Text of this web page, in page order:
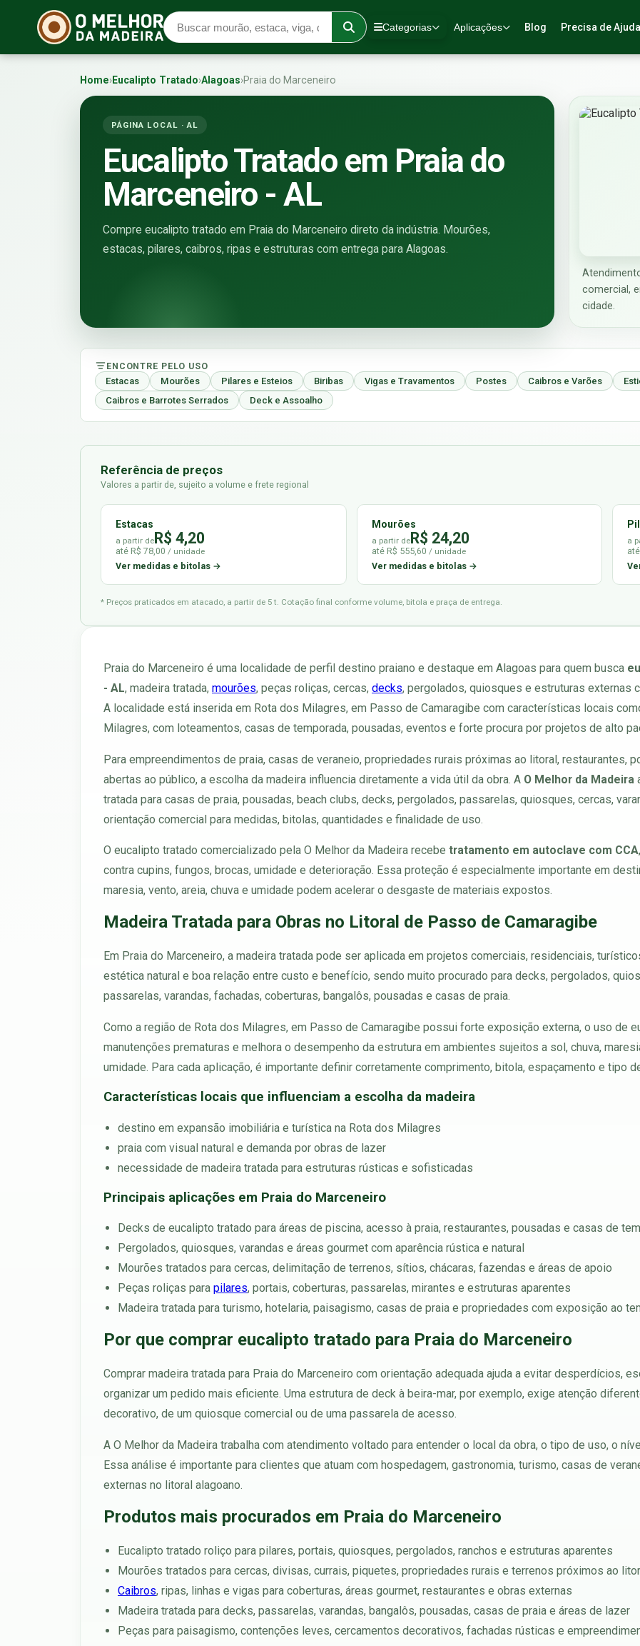
Categorias Aplicações Blog Precisa de
Home›Eucalipto Tratado›Alagoas›Praia do Marceneiro
PÁGINA LOCAL · AL
Eucalipto Tratado em Praia do
Marceneiro - AL
Compre eucalipto tratado em Praia do Marceneiro direto da indústria. Mourões,
estacas, pilares, caibros, ripas e estruturas com entrega para Alagoas.
comercial,
cidade.
ENCONTRE PELO USO
Estacas
Mourões Pilares e Esteios Biribas Vigas e Travamentos Postes Caibros e Varões
Caibros e Barrotes Serrados
Deck e Assoalho
Referência de preços
Valores a partir de, sujeito a volume e frete regional
Estacas
a partir deR$ 4,20
até R$ 78,00 / unidade
Ver medidas e bitolas →
Mourões
a partir deR$ 24,20
até R$ 555,60 / unidade
Ver medidas e bitolas →
a
* Preços praticados em atacado, a partir de 5 t. Cotação final conforme volume, bitola e praça de entrega.
Praia do Marceneiro é uma localidade de perfil destino praiano e destaque em Alagoas para quem busca
- AL, madeira tratada, mourões, peças roliças, cercas, decks, pergolados, quiosques e estruturas externas
A localidade está inserida em Rota dos Milagres, em Passo de Camaragibe com características locais
Milagres, com loteamentos, casas de temporada, pousadas, eventos e forte procura por projetos de alto
Para empreendimentos de praia, casas de veraneio, propriedades rurais próximas ao litoral, restaurantes,
abertas ao público, a escolha da madeira influencia diretamente a vida útil da obra. A O Melhor da Madeira
tratada para casas de praia, pousadas, beach clubs, decks, pergolados, passarelas, quiosques, cercas,
orientação comercial para medidas, bitolas, quantidades e finalidade de uso.
O eucalipto tratado comercializado pela O Melhor da Madeira recebe tratamento em autoclave com CCA
contra cupins, fungos, brocas, umidade e deterioração. Essa proteção é especialmente importante em
maresia, vento, areia, chuva e umidade podem acelerar o desgaste de materiais expostos.
Madeira Tratada para Obras no Litoral de Passo de Camaragibe
Em Praia do Marceneiro, a madeira tratada pode ser aplicada em projetos comerciais, residenciais,
estética natural e boa relação entre custo e benefício, sendo muito procurado para decks, pergolados,
passarelas, varandas, fachadas, coberturas, bangalôs, pousadas e casas de praia.
Como a região de Rota dos Milagres, em Passo de Camaragibe possui forte exposição externa, o uso de
manutenções prematuras e melhora o desempenho da estrutura em ambientes sujeitos a sol, chuva,
umidade. Para cada aplicação, é importante definir corretamente comprimento, bitola, espaçamento e tipo
Características locais que influenciam a escolha da madeira
destino em expansão imobiliária e turística na Rota dos Milagres
praia com visual natural e demanda por obras de lazer
necessidade de madeira tratada para estruturas rústicas e sofisticadas
Principais aplicações em Praia do Marceneiro
Decks de eucalipto tratado para áreas de piscina, acesso à praia, restaurantes, pousadas e casas de
Pergolados, quiosques, varandas e áreas gourmet com aparência rústica e natural
Mourões tratados para cercas, delimitação de terrenos, sítios, chácaras, fazendas e áreas de apoio
Peças roliças para pilares, portais, coberturas, passarelas, mirantes e estruturas aparentes
Madeira tratada para turismo, hotelaria, paisagismo, casas de praia e propriedades com exposição ao
Por que comprar eucalipto tratado para Praia do Marceneiro
Comprar madeira tratada para Praia do Marceneiro com orientação adequada ajuda a evitar desperdícios,
organizar um pedido mais eficiente. Uma estrutura de deck à beira-mar, por exemplo, exige atenção
decorativo, de um quiosque comercial ou de uma passarela de acesso.
A O Melhor da Madeira trabalha com atendimento voltado para entender o local da obra, o tipo de uso, o
Essa análise é importante para clientes que atuam com hospedagem, gastronomia, turismo, casas de
externas no litoral alagoano.
Produtos mais procurados em Praia do Marceneiro
Eucalipto tratado roliço para pilares, portais, quiosques, pergolados, ranchos e estruturas aparentes
Mourões tratados para cercas, divisas, currais, piquetes, propriedades rurais e terrenos próximos ao
Caibros, ripas, linhas e vigas para coberturas, áreas gourmet, restaurantes e obras externas
Madeira tratada para decks, passarelas, varandas, bangalôs, pousadas, casas de praia e áreas de lazer
Peças para paisagismo, contenções leves, cercamentos decorativos, fachadas rústicas e